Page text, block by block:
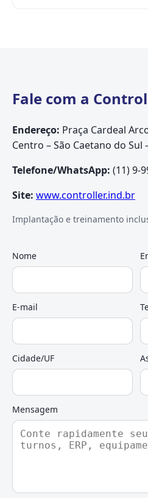
Fale com a
Endereço: Praça Cardeal
Centro – São Caetano do Sul
Telefone/WhatsApp: (11) 9-
Site: www.controller.ind.br
Implantação e treinamento
Nome
E-mail
Cidade/UF
Mensagem